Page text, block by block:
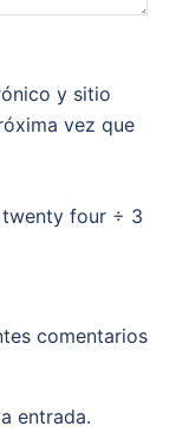
y sitio
vez que
twenty four ÷ 3
comentarios
entrada.